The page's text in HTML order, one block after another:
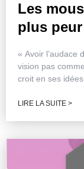
Les
plus
« Avoir l’audace
vision pas
croit en ses
LIRE LA SUITE >